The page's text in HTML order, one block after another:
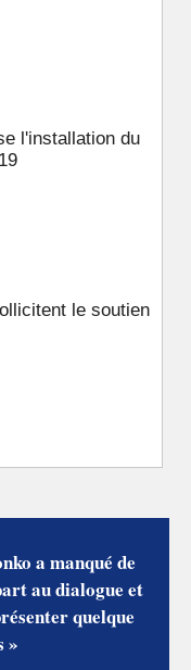
l'installation du
le soutien
a manqué de
au dialogue et
quelque
»